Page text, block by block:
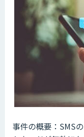
事件の概要：SMS